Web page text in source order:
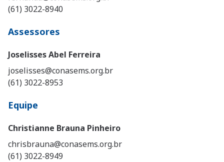
(61) 3022-8940
Assessores
Joselisses Abel Ferreira
joselisses@conasems.org.br
(61) 3022-8953
Equipe
Christianne Brauna Pinheiro
chrisbrauna@conasems.org.br
(61) 3022-8949